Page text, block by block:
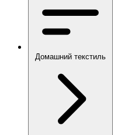
Домашний текстиль